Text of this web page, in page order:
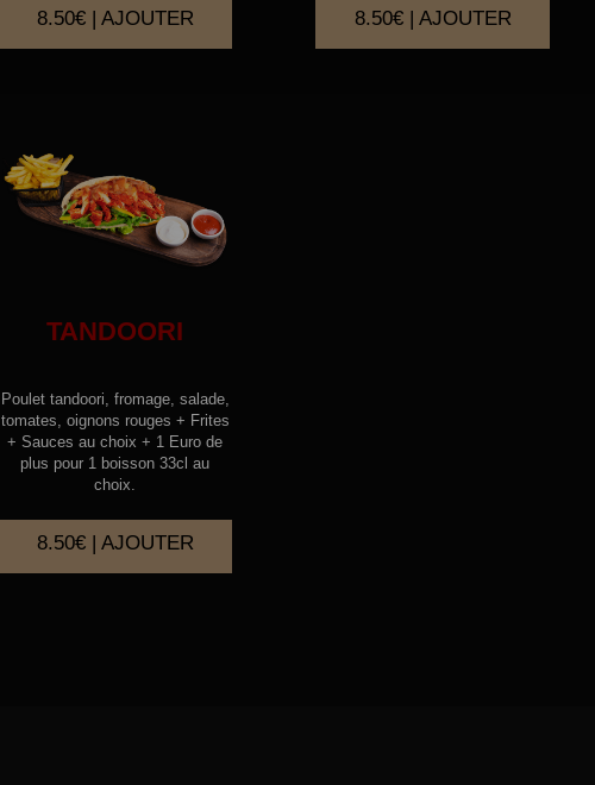
8.50€ | AJOUTER 8.50€ | AJOUTER
TANDOORI
Poulet tandoori, fromage, salade,
tomates, oignons rouges + Frites
+ Sauces au choix + 1 Euro de
plus pour 1 boisson 33cl au
choix.
8.50€ | AJOUTER